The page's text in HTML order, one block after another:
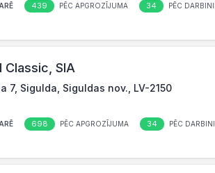
439 PĒC APGROZĪJUMA 34 PĒC
Classic, SIA
7, Sigulda, Siguldas nov., LV-2150
698 PĒC APGROZĪJUMA 34 PĒC